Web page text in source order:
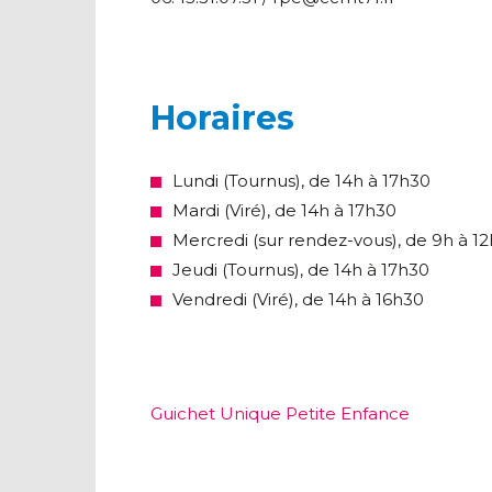
Horaires
Lundi (Tournus), de 14h à 17h30
Mardi (Viré), de 14h à 17h30
Mercredi (sur rendez-vous), de 9h à
Jeudi (Tournus), de 14h à 17h30
Vendredi (Viré), de 14h à 16h30
Guichet Unique Petite Enfance